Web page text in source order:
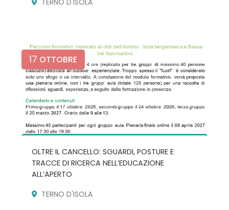
17 OTTOBRE
OLTRE IL CANCELLO: SGUARDI, POSTURE E
TRACCE DI RICERCA NELL’EDUCAZIONE
ALL’APERTO
TERNO D'ISOLA